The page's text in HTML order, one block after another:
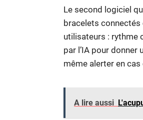
Le second logiciel
bracelets connectés
utilisateurs : rythme
par l’IA pour donner
même alerter en
A lire aussi